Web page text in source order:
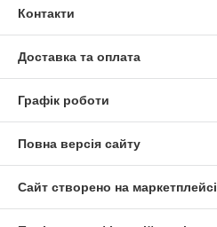
Контакти
Доставка та оплата
Графік роботи
Повна версія сайту
Сайт створено на маркетплейсі